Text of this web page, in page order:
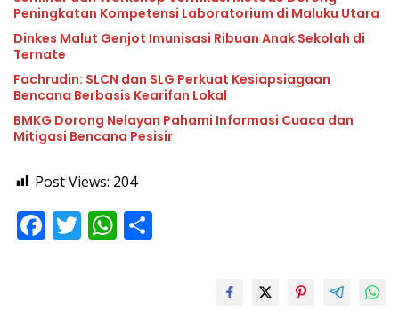
Peningkatan Kompetensi Laboratorium di Maluku Utara
Dinkes Malut Genjot Imunisasi Ribuan Anak Sekolah di
Ternate
Fachrudin: SLCN dan SLG Perkuat Kesiapsiagaan
Bencana Berbasis Kearifan Lokal
BMKG Dorong Nelayan Pahami Informasi Cuaca dan
Mitigasi Bencana Pesisir
Post Views: 204
F T W